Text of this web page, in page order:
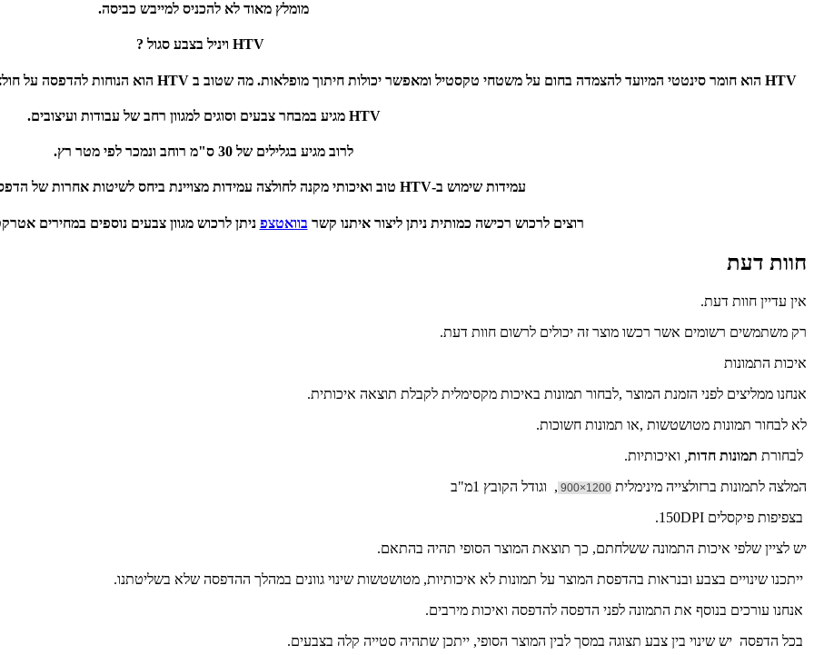
מומלץ מאוד לא להכניס למייבש כביסה.
HTV ויניל בצבע סגול ?
HTV הוא חומר סינטטי המיועד להצמדה בחום על משטחי טקסטיל ומאפשר יכולות חיתוך מופלאות. מה שטוב ב HTV הוא הנוחות להדפסה על חולצות ומגוון סוגי מוצרים מבד בגלל היכולת להצמד למגוון ענק של סוגי בדים.
HTV מגיע במבחר צבעים וסוגים למגוון רחב של עבודות ועיצובים.
לרוב מגיע בגלילים של 30 ס"מ רוחב ונמכר לפי מטר רץ.
עמידות שימוש ב-HTV טוב ואיכותי מקנה לחולצה עמידות מצויינת ביחס לשיטות אחרות של הדפסת תמונות על חולצות.
רוצים לרכוש רכישה כמותית ניתן ליצור איתנו קשר בוואטצפ ניתן לרכוש מגוון צבעים נוספים במחירים
חוות דעת
אין עדיין חוות דעת.
רק משתמשים רשומים אשר רכשו מוצר זה יכולים לרשום חוות דעת.
איכות התמונות
אנחנו ממליצים לפני הזמנת המוצר ,לבחור תמונות באיכות מקסימלית לקבלת תוצאה איכותית.
לא לבחור תמונות מטושטשות ,או תמונות חשוכות.
לבחורת תמונות חדות ואיכותיות.
המלצה לתמונות ברזולצייה מינימלית 1200×900
, וגודל הקובץ 1מ"ב
בצפיפות פיקסלים 150DPI.
יש לציין שלפי איכות התמונה ששלחתם, כך תוצאת המוצר הסופי תהיה בהתאם.
ייתכנו שינויים בצבע ובנראות בהדפסת המוצר על תמונות לא איכותיות, מטושטשות שינוי גוונים במהלך ההדפסה שלא בשליטתנו.
אנחנו עורכים בנוסף את התמונה לפני הדפסה להדפסה ואיכות מירבים.
בכל הדפסה יש שינוי בין צבע תצוגה במסך לבין המוצר הסופי, ייתכן שתהיה סטייה קלה בצבעים.